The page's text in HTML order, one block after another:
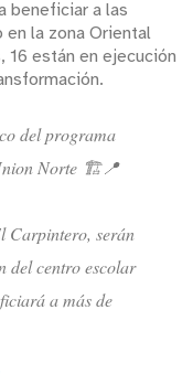
beneficiar a las
la zona Oriental
16 están en ejecución
del programa
Norte 🏗️📍
Carpintero, serán
del centro escolar
a más de